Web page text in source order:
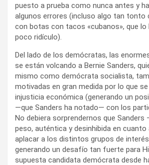
puesto a prueba como nunca antes y
algunos errores (incluso algo tan tonto
con botas con tacos «cubanos», que lo
poco ridículo).
Del lado de los demócratas, las
se están volcando a Bernie Sanders,
mismo como demócrata socialista,
motivadas en gran medida por lo que
injusticia económica (generando un
—que Sanders ha notado— con los
No debiera sorprendernos que Sanders
peso, auténtica y desinhibida en cuanto
aplacar a los distintos grupos de
generando un desafío tan fuerte para
supuesta candidata demócrata desde